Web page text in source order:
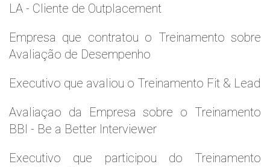
LA - Cliente de Outplacement
Empresa que contratou o Treinamento sobre
Avaliação de Desempenho
Executivo que avaliou o Treinamento Fit & Lead
Avaliaçao da Empresa sobre o Treinamento
BBI - Be a Better Interviewer
Executivo que participou do Treinamento